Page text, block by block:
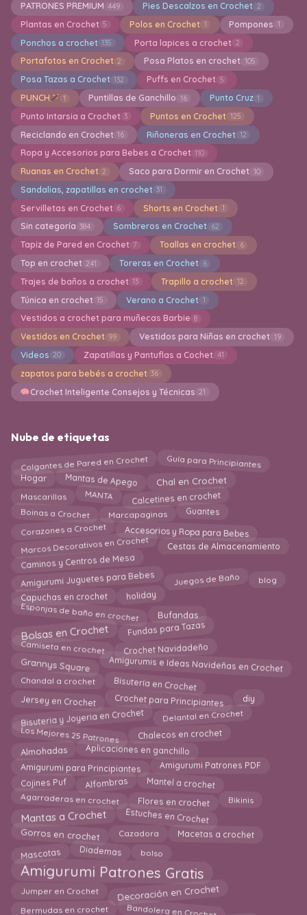
PATRONES PREMIUM 449 Pies Descalzos en Crochet 2
Plantas en Crochet 5 Polos en Crochet 1 Pompones 1
Ponchos a crochet 135 Porta lapices a crochet 2
Portafotos en Crochet 2 Posa Platos en crochet 105
Posa Tazas a Crochet 132 Puffs en Crochet 5
PUNCH 1 Puntillas de Ganchillo 16 Punto Cruz 1
Punto Intarsia a Crochet 3 Puntos en Crochet 125
Reciclando en Crochet 16 Riñoneras en Crochet 12
Ropa y Accesorios para Bebes a Crochet 110
Ruanas en Crochet 2 Saco para Dormir en Crochet 10
Sandalias, zapatillas en crochet 31
Servilletas en Crochet 6 Shorts en Crochet 1
Sin categoría 384 Sombreros en Crochet 62
Tapiz de Pared en Crochet 7 Toallas en crochet 6
Top en crochet 241 Toreras en Crochet 6
Trajes de baños a crochet 13 Trapillo a crochet 12
Túnica en crochet 15 Verano a Crochet 1
Vestidos a crochet para muñecas Barbie 8
Vestidos en Crochet 99 Vestidos para Niñas en crochet 19
Videos 20 Zapatillas y Pantuflas a Cochet 41
zapatos para bebés a crochet 36
Crochet Inteligente Consejos y Técnicas 21
Nube de etiquetas
Colgantes de Pared en Crochet Guía para Principiantes
Hogar Mantas de Apego Chal en Crochet
Mascarillas MANTA Calcetines en crochet
Boinas a Crochet Marcapaginas Guantes
Corazones a Crochet Accesorios y Ropa para Bebes
Marcos Decorativos en Crochet Cestas de Almacenamiento
Caminos y Centros de Mesa
Amigurumi Juguetes para Bebes Juegos de Baño blog
Capuchas en crochet holiday
Esponjas de baño en crochet Bufandas
Bolsas en Crochet Fundas para Tazas
Camiseta en crochet Crochet Navidadeño
Grannys Square Amigurumis e Ideas Navideñas en Crochet
Chandal a crochet Bisutería en Crochet
Jersey en Crochet Crochet para Principiantes diy
Bisuteria y Joyeria en Crochet Delantal en Crochet
Los Mejores 25 Patrones Chalecos en crochet
Almohadas Aplicaciones en ganchillo
Amigurumi para Principiantes Amigurumi Patrones PDF
Cojines Puf Alfombras Mantel a crochet
Agarraderas en crochet Flores en crochet Bikinis
Mantas a Crochet Estuches en Crochet
Gorros en crochet Cazadora Macetas a crochet
Mascotas Diademas bolso
Amigurumi Patrones Gratis
Jumper en Crochet Decoración en Crochet
Bermudas en crochet Bandolera en Crochet